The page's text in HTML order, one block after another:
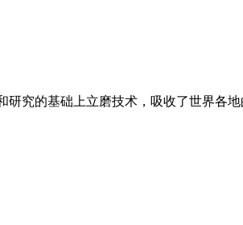
究的基础上立磨技术，吸收了世界各